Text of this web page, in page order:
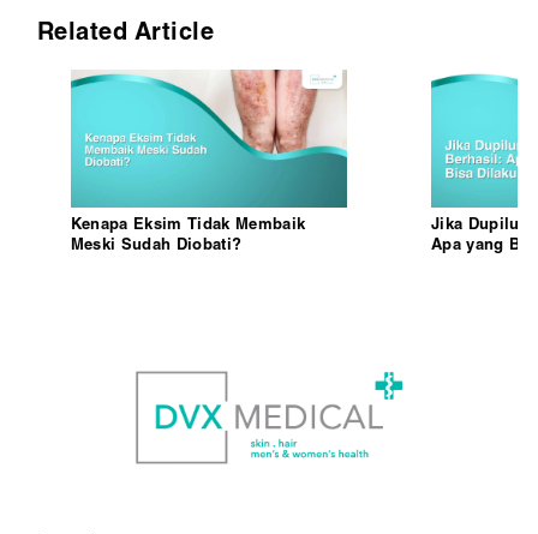
Related Article
Kenapa Eksim Tidak Membaik
Meski Sudah Diobati?
Jika
Apa yang